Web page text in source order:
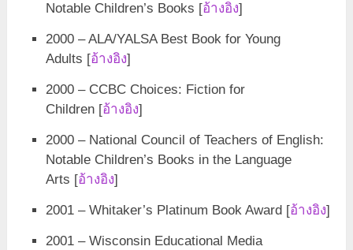
Notable Children’s Books [อ้างอิง]
2000 – ALA/YALSA Best Book for Young
Adults [อ้างอิง]
2000 – CCBC Choices: Fiction for
Children [อ้างอิง]
2000 – National Council of Teachers of English:
Notable Children’s Books in the Language
Arts [อ้างอิง]
2001 – Whitaker’s Platinum Book Award [อ้างอิง]
2001 – Wisconsin Educational Media